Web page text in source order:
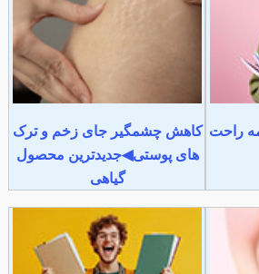
راحت کاهش چشمگیر جای زخم و ترک
های پوستی◀جدیدترین محصول
گیاهی